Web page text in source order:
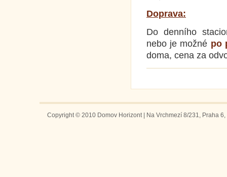
Doprava:
Do denního
nebo je možné po
doma, cena za
Copyright © 2010 Domov Horizont | Na Vrchmezí 8/231, Praha